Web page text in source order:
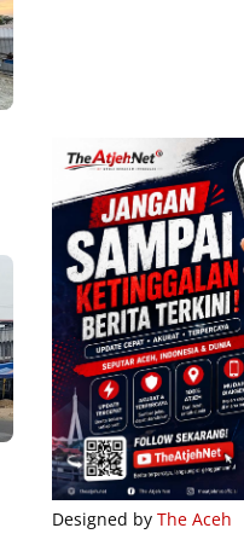
Designed by The Aceh